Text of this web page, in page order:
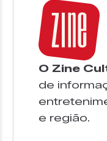
O Zine
de
e região.